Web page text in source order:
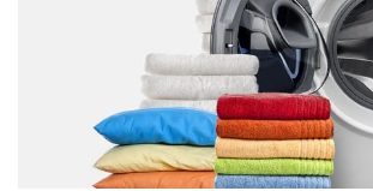
Soluții anticalcar, piatră și rugină
Soluții desfundat țevi
Detergenți diverse suprafețe
Sticlă și ferestre
Pastă de dinți
Produse pentru ras